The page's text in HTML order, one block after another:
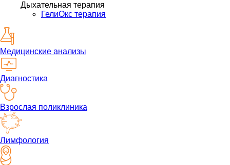
Дыхательная терапия
ГелиОкс терапия
Медицинские анализы
Диагностика
Взрослая поликлиника
Лимфология